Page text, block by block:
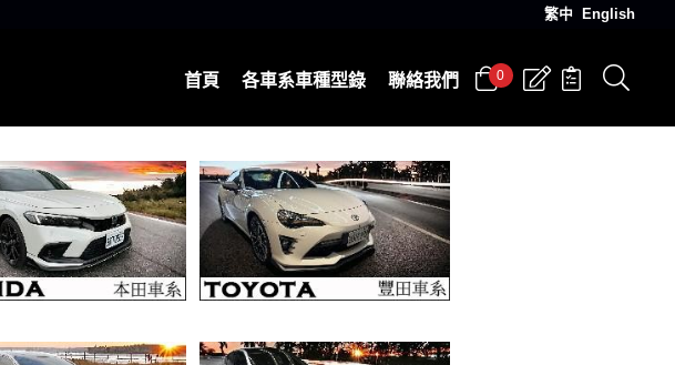
繁中 English
0
首頁 各車系車種型錄 聯絡我們